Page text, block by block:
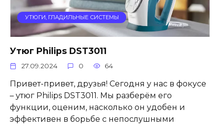
УТЮГИ, ГЛАДИЛЬНЫЕ СИСТЕМЫ
Утюг Philips DST3011
27.09.2024 0 64
Привет-привет, друзья! Сегодня у нас в фокусе
– утюг Philips DST3011. Мы разберём его
функции, оценим, насколько он удобен и
эффективен в борьбе с непослушными